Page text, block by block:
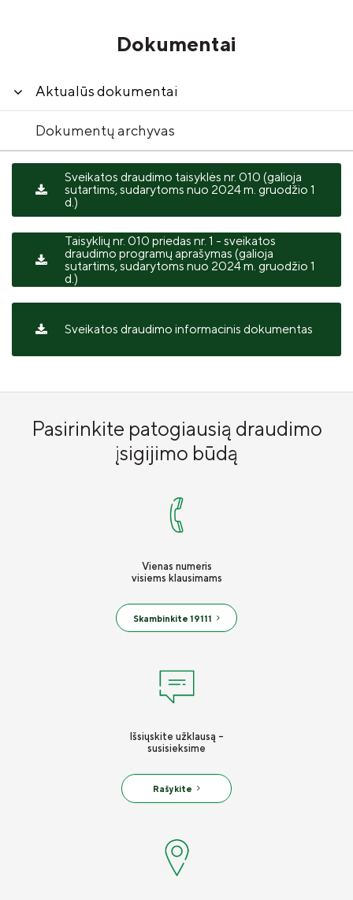
Dokumentai
Aktualūs dokumentai
Dokumentų archyvas
Sveikatos draudimo taisyklės nr. 010 (galioja
sutartims, sudarytoms nuo 2024 m. gruodžio 1
d.)
Taisyklių nr. 010 priedas nr. 1 - sveikatos
draudimo programų aprašymas (galioja
sutartims, sudarytoms nuo 2024 m. gruodžio 1
d.)
Sveikatos draudimo informacinis dokumentas
Pasirinkite patogiausią draudimo
įsigijimo būdą
Vienas numeris
visiems klausimams
Skambinkite 19111
Išsiųskite užklausą -
susisieksime
Rašykite